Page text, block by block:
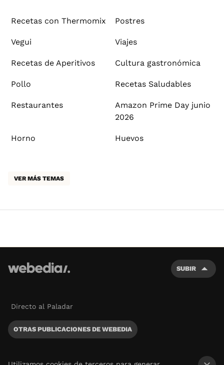
Recetas con Thermomix Postres
Vegui Viajes
Recetas de Aperitivos Cultura gastronómica
Pollo Recetas Saludables
Restaurantes
Amazon Prime Day junio
2026
Horno Huevos
VER MÁS TEMAS
SUBIR
Directo al Paladar
OTRAS PUBLICACIONES DE WEBEDIA